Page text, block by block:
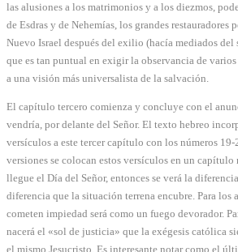
las alusiones a los matrimonios y a los diezmos,
de Esdras y de Nehemías, los grandes
Nuevo Israel después del exilio (hacía mediados
que es tan puntual en exigir la observancia de
a una visión más universalista de la salvación.
El capítulo tercero comienza y concluye con el
vendría, por delante del Señor. El texto hebreo
versículos a este tercer capítulo con los números
versiones se colocan estos versículos en un
llegue el Día del Señor, entonces se verá la
diferencia que la situación terrena encubre. Para los
cometen impiedad será como un fuego devorador.
nacerá el «sol de justicia» que la exégesis católica
el mismo Jesucristo. Es interesante notar como el